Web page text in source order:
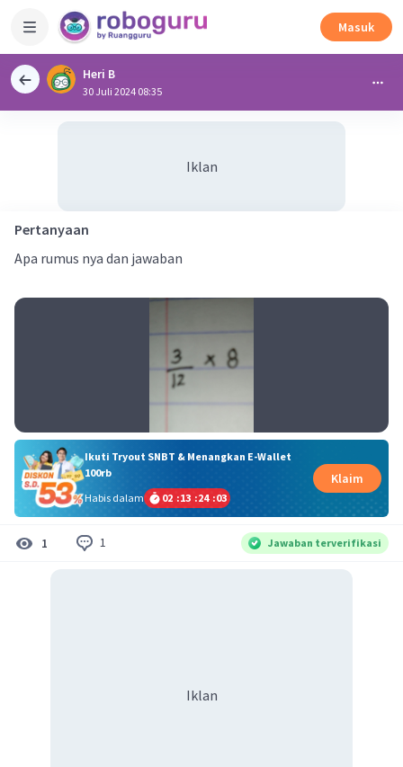
Masuk
Heri B
30 Juli 2024 08:35
Iklan
Pertanyaan
Apa rumus nya dan jawaban
Ikuti Tryout SNBT & Menangkan E-Wallet
100rb
Habis dalam
02 :13 :24 :03
Klaim
1 1 Jawaban terverifikasi
Iklan